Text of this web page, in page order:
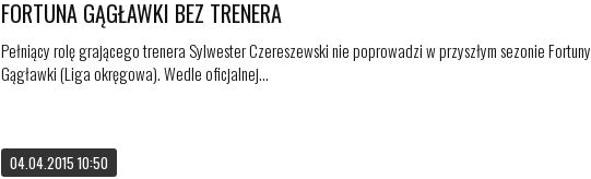
FORTUNA GĄGŁAWKI BEZ TRENERA
Pełniący rolę grającego trenera Sylwester Czereszewski nie poprowadzi w przyszłym sezonie Fortuny
Gągławki (Liga okręgowa). Wedle oficjalnej...
04.04.2015 10:50